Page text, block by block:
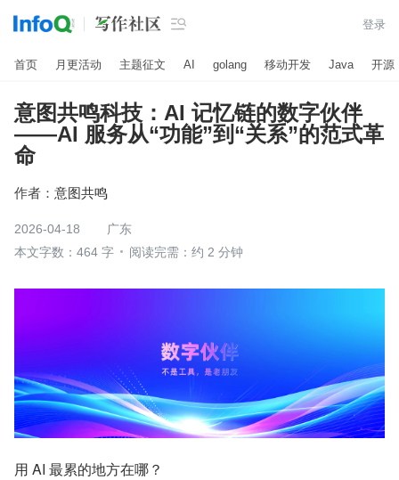
 登录
首页 月更活动 主题征文 AI golang 移动开发 Java 开源
意图共鸣科技：AI 记忆链的数字伙伴
——AI 服务从“功能”到“关系”的范式革
命
作者： 意图共鸣
2026-04-18
广东
本文字数：464 字
阅读完需：约 2 分钟
用 AI 最累的地方在哪？